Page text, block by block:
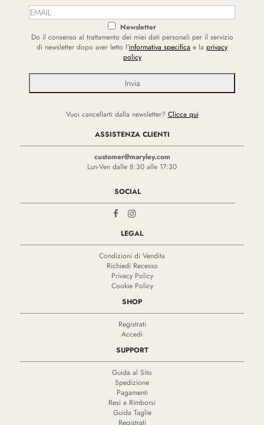
Newsletter
Do il consenso al trattamento dei miei dati personali per il servizio
di newsletter dopo aver letto l'informativa specifica e la privacy
policy
Vuoi cancellarti dalla newsletter? Clicca qui
ASSISTENZA CLIENTI
customer@maryley.com
Lun-Ven dalle 8:30 alle 17:30
SOCIAL
LEGAL
Condizioni di Vendita
Richiedi Recesso
Privacy Policy
Cookie Policy
SHOP
Registrati
Accedi
SUPPORT
Guida al Sito
Spedizione
Pagamenti
Resi e Rimborsi
Guida Taglie
Registrati